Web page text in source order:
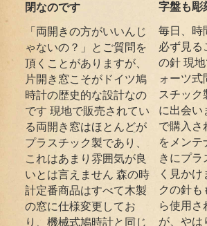
閉なのです
「両開きの方がいいんじ
ゃないの？」とご質問を
頂くことがありますが、
片開き窓こそがドイツ鳩
時計の歴史的な設計なの
です 現地で販売されてい
る両開き窓はほとんどが
プラスチック製であり、
これはあまり雰囲気が良
いとは言えません 森の時
計定番商品はすべて木製
の窓に仕様変更してお
り、機械式鳩時計と同じ
字盤も彫
毎日、時
必ず見る
の針 現
ォーツ式
スチック
に出会い
で購入さ
をメンテ
きにプラ
く見か
クの針
ら使用さ
が、やは